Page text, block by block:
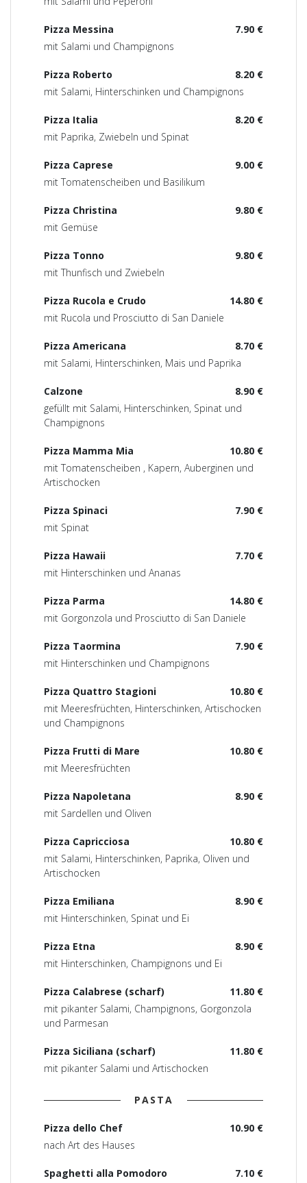
7.90 €
Pizza Messina
mit Salami und Champignons
8.20 €
Pizza Roberto
mit Salami, Hinterschinken und Champignons
8.20 €
Pizza Italia
mit Paprika, Zwiebeln und Spinat
9.00 €
Pizza Caprese
mit Tomatenscheiben und Basilikum
9.80 €
Pizza Christina
mit Gemüse
9.80 €
Pizza Tonno
mit Thunfisch und Zwiebeln
14.80 €
Pizza Rucola e Crudo
mit Rucola und Prosciutto di San Daniele
8.70 €
Pizza Americana
mit Salami, Hinterschinken, Mais und Paprika
8.90 €
Calzone
gefüllt mit Salami, Hinterschinken, Spinat und
Champignons
10.80 €
Pizza Mamma Mia
mit Tomatenscheiben , Kapern, Auberginen und
Artischocken
7.90 €
Pizza Spinaci
mit Spinat
7.70 €
Pizza Hawaii
mit Hinterschinken und Ananas
14.80 €
Pizza Parma
mit Gorgonzola und Prosciutto di San Daniele
7.90 €
Pizza Taormina
mit Hinterschinken und Champignons
10.80 €
Pizza Quattro Stagioni
mit Meeresfrüchten, Hinterschinken, Artischocken
und Champignons
10.80 €
Pizza Frutti di Mare
mit Meeresfrüchten
8.90 €
Pizza Napoletana
mit Sardellen und Oliven
10.80 €
Pizza Capricciosa
mit Salami, Hinterschinken, Paprika, Oliven und
Artischocken
8.90 €
Pizza Emiliana
mit Hinterschinken, Spinat und Ei
8.90 €
Pizza Etna
mit Hinterschinken, Champignons und Ei
11.80 €
Pizza Calabrese (scharf)
mit pikanter Salami, Champignons, Gorgonzola
und Parmesan
11.80 €
Pizza Siciliana (scharf)
mit pikanter Salami und Artischocken
PASTA
10.90 €
Pizza dello Chef
nach Art des Hauses
7.10 €
Spaghetti alla Pomodoro